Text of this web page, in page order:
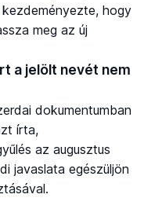
hogy
meg az új
a jelölt nevét nem
dokumentumban
írta,
az augusztus
javaslata egészüljön